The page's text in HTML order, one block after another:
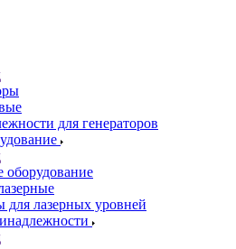
для генераторов
оборудование
лазерных уровней